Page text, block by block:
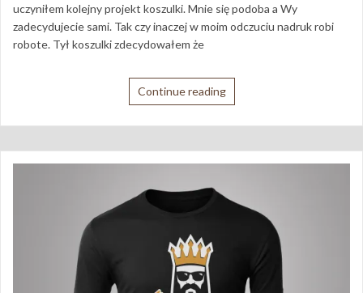
uczyniłem kolejny projekt koszulki. Mnie się podoba a Wy
zadecydujecie sami. Tak czy inaczej w moim odczuciu nadruk robi
robote. Tył koszulki zdecydowałem że
Continue reading